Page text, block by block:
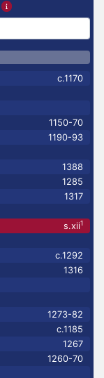
c.1170
1150-70
1190-93
1388
1285
1317
s.xii1
c.1292
1316
1273-82
c.1185
1267
1260-70